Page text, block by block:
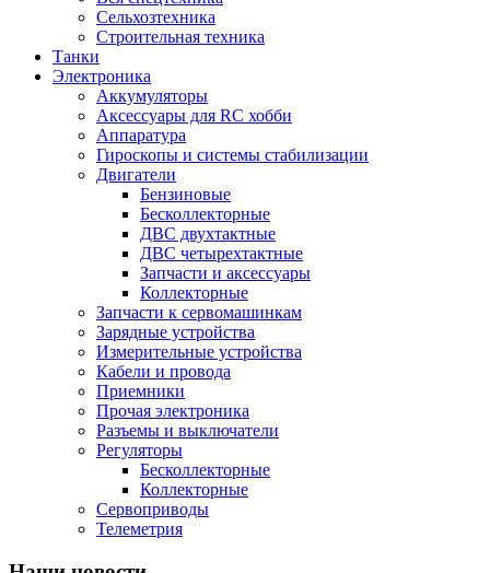
Сельхозтехника
Строительная техника
Танки
Электроника
Аккумуляторы
Аксессуары для RC хобби
Аппаратура
Гироскопы и системы стабилизации
Двигатели
Бензиновые
Бесколлекторные
ДВС двухтактные
ДВС четырехтактные
Запчасти и аксессуары
Коллекторные
Запчасти к сервомашинкам
Зарядные устройства
Измерительные устройства
Кабели и провода
Приемники
Прочая электроника
Разъемы и выключатели
Регуляторы
Бесколлекторные
Коллекторные
Сервоприводы
Телеметрия